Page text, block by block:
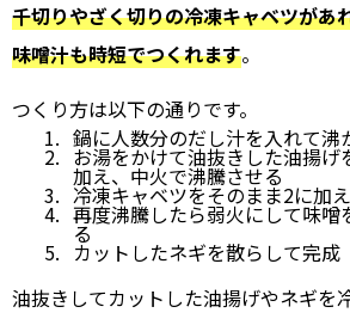
千切りやざく切りの冷凍キャベツがあ
味噌汁も時短でつくれます。
つくり方は以下の通りです。
鍋に人数分のだし汁を入れて沸
お湯をかけて油抜きした油揚げ
加え、中火で沸騰させる
冷凍キャベツをそのまま2に加
再度沸騰したら弱火にして味噌
る
カットしたネギを散らして完成
油抜きしてカットした油揚げやネギを